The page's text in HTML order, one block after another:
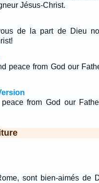
Jésus-Christ.
de la part de Dieu
peace from God our
from God our
sont bien-aimés de